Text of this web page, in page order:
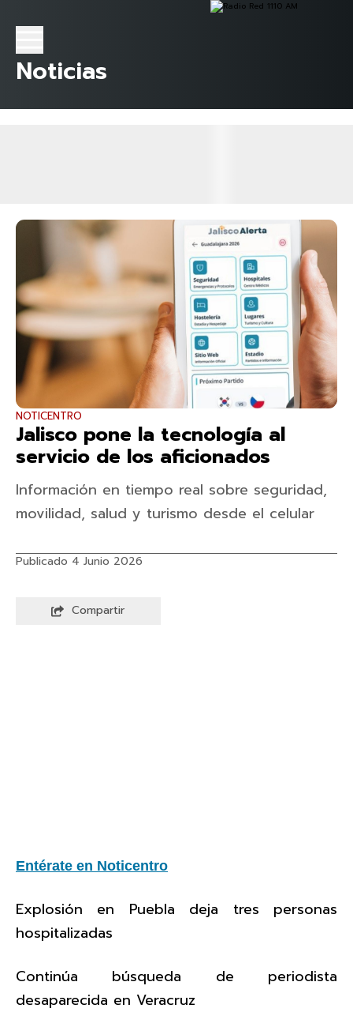
Noticias
NOTICENTRO
Jalisco pone la tecnología al
servicio de los aficionados
Información en tiempo real sobre seguridad,
movilidad, salud y turismo desde el celular
Publicado 4 Junio 2026
Compartir
Entérate en Noticentro
Explosión en Puebla deja tres personas
hospitalizadas
Continúa búsqueda de periodista
desaparecida en Veracruz